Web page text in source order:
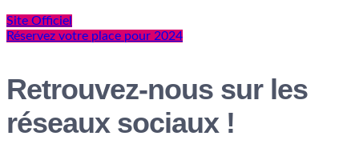
Site Officiel
Réservez votre place pour 2024
Retrouvez-nous sur les
réseaux sociaux !